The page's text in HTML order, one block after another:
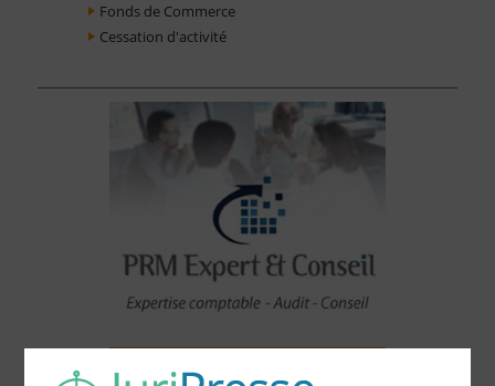
Fonds de Commerce
Cessation d'activité